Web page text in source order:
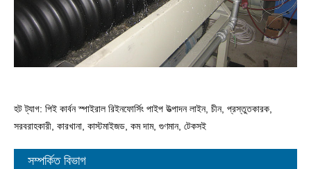
হট ট্যাগ: পিই কার্বন স্পাইরাল রিইনফোর্সিং পাইপ উত্পাদন লাইন, চীন, প্রস্তুতকারক,
সরবরাহকারী, কারখানা, কাস্টমাইজড, কম দাম, গুণমান, টেকসই
সম্পর্কিত বিভাগ